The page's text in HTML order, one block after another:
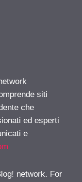
siti
che
ed esperti
e
network. For